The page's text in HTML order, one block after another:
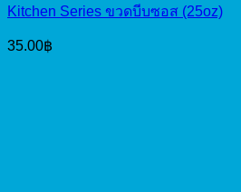
Kitchen Series ขวดบีบซอส (25oz)
35.00฿